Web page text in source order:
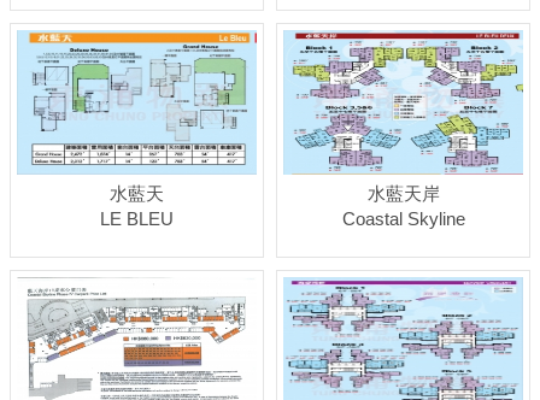
水藍天
LE BLEU
水藍天岸
Coastal Skyline